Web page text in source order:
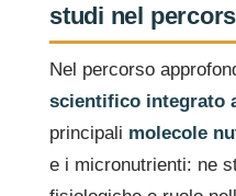
studi nel
Nel percorso
scientifico integrato
principali molecole
e i micronutrienti: ne